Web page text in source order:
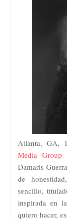
Atlanta, GA,
Media Group
Damaris
de
sencillo,
inspirada en
quiero hacer,